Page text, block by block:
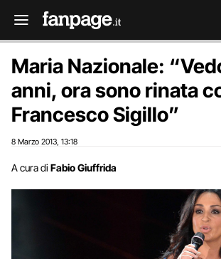
Maria Nazionale:
anni, ora sono rinata
Francesco Sigillo”
8 Marzo 2013 13:18
A cura di Fabio Giuffrida